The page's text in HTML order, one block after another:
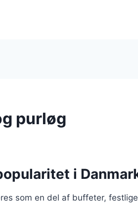
purløg
i
som en del af buffeter, festlige